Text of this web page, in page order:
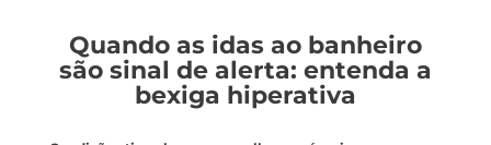
Quando as idas ao banheiro
são sinal de alerta: entenda a
bexiga hiperativa